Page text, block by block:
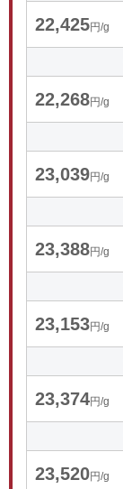
22,425円/g
22,268円/g
23,039円/g
23,388円/g
23,153円/g
23,374円/g
23,520円/g